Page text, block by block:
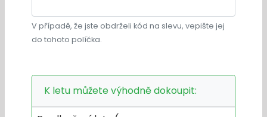
V případě, že jste obdrželi kód na slevu, vepište jej
do tohoto políčka.
K letu můžete výhodně dokoupit: